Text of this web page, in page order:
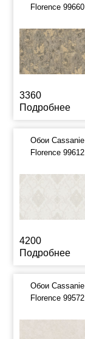
Florence 99660
3360
Подробнее
Обои Cassanie
Florence 99612
4200
Подробнее
Обои Cassanie
Florence 99572